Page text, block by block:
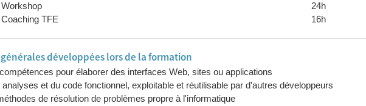
Workshop
24h
Coaching TFE 16h
développées lors de la formation
pour élaborer des interfaces Web, sites ou applications
et du code fonctionnel, exploitable et réutilisable par d'autres développeurs
Utiliser des méthodes de résolution de problèmes propre à l'informatique